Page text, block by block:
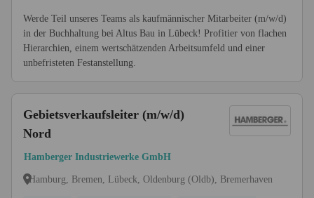
Werde Teil unseres Teams als kaufmännischer Mitarbeiter (m/w/d)
in der Buchhaltung bei Altus Bau in Lübeck! Profitier von flachen
Hierarchien, einem wertschätzenden Arbeitsumfeld und einer
unbefristeten Festanstellung.
Gebietsverkaufsleiter (m/w/d)
Nord
Hamberger Industriewerke GmbH
Hamburg, Bremen, Lübeck, Oldenburg (Oldb), Bremerhaven